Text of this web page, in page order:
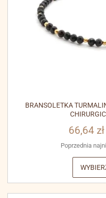
BRANSOLETKA
66,64 zł
Poprzednia